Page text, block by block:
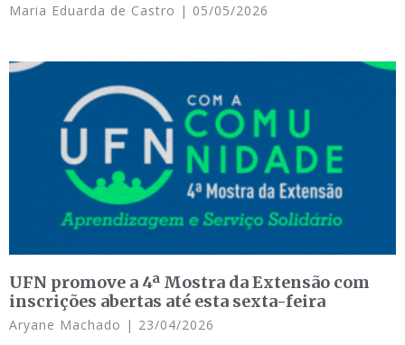
Maria Eduarda de Castro 05/05/2026
UFN promove a 4ª Mostra da Extensão com
inscrições abertas até esta sexta-feira
Aryane Machado 23/04/2026